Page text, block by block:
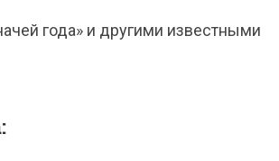
года» и другими известными